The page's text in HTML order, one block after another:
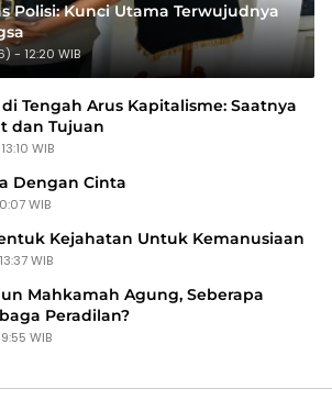
Polisi: Kunci Utama Terwujudnya
- 12:20 WIB
Tengah Arus Kapitalisme: Saatnya
dan Tujuan
WIB
Dengan Cinta
WIB
Kejahatan Untuk Kemanusiaan
WIB
Mahkamah Agung, Seberapa
Peradilan?
WIB